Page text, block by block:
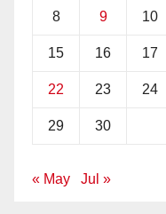
8 9 10
15 16 17
22 23 24
29 30
« May Jul »